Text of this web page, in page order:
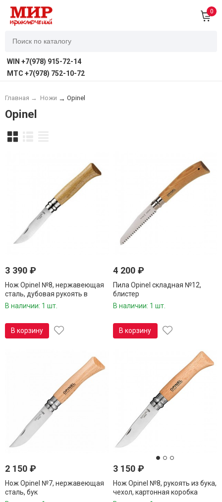
0
WIN +7(978) 915-72-14
MTC +7(978) 752-10-72
Главная → Ножи → Opinel
Opinel
3 390 ₽
Нож Opinel №8, нержавеющая
сталь, дубовая рукоять в
картонной коробке
В наличии: 1 шт.
В корзину
4 200₽
Пила Opinel складная №12,
блистер
В наличии: 1 шт.
В корзину
2 150 ₽
Нож Opinel №7, нержавеющая
сталь, бук
3 150₽
Нож Opinel №8, рукоять из бука,
чехол, картонная коробка